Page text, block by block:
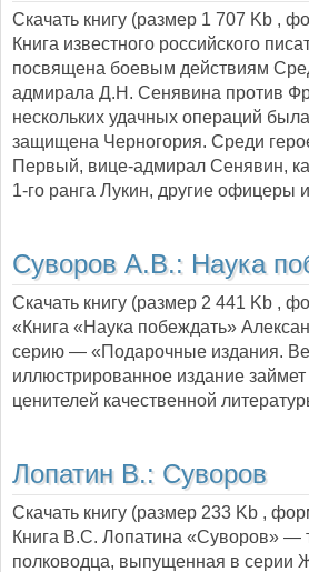
Скачать книгу (размер 1 707 Kb ,
Книга известного российского
посвящена боевым действиям
адмирала Д.Н. Сенявина против
нескольких удачных операций
защищена Черногория. Среди
Первый, вице-адмирал Сенявин,
1-го ранга Лукин, другие офицеры
Суворов А.В.: Наука
Скачать книгу (размер 2 441 Kb ,
«Книга «Наука побеждать»
серию — «Подарочные издания.
иллюстрированное издание
ценителей качественной
Лопатин В.: Суворов
Скачать книгу (размер 233 Kb ,
Книга В.С. Лопатина «Суворов» —
полководца, выпущенная в серии